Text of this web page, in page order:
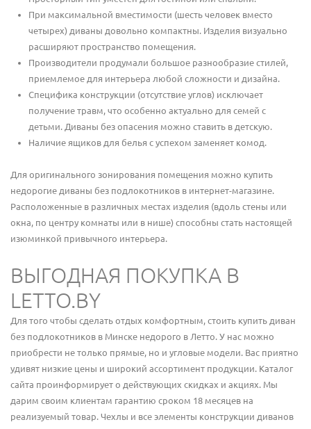
При максимальной вместимости (шесть человек вместо
четырех) диваны довольно компактны. Изделия визуально
расширяют пространство помещения.
Производители продумали большое разнообразие стилей,
приемлемое для интерьера любой сложности и дизайна.
Специфика конструкции (отсутствие углов) исключает
получение травм, что особенно актуально для семей с
детьми. Диваны без опасения можно ставить в детскую.
Наличие ящиков для белья с успехом заменяет комод.
Для оригинального зонирования помещения можно купить
недорогие диваны без подлокотников в интернет-магазине.
Расположенные в различных местах изделия (вдоль стены или
окна, по центру комнаты или в нише) способны стать настоящей
изюминкой привычного интерьера.
ВЫГОДНАЯ ПОКУПКА В
LETTO.BY
Для того чтобы сделать отдых комфортным, стоить купить диван
без подлокотников в Минске недорого в Летто. У нас можно
приобрести не только прямые, но и угловые модели. Вас приятно
удивят низкие цены и широкий ассортимент продукции. Каталог
сайта проинформирует о действующих скидках и акциях. Мы
дарим своим клиентам гарантию сроком 18 месяцев на
реализуемый товар. Чехлы и все элементы конструкции диванов